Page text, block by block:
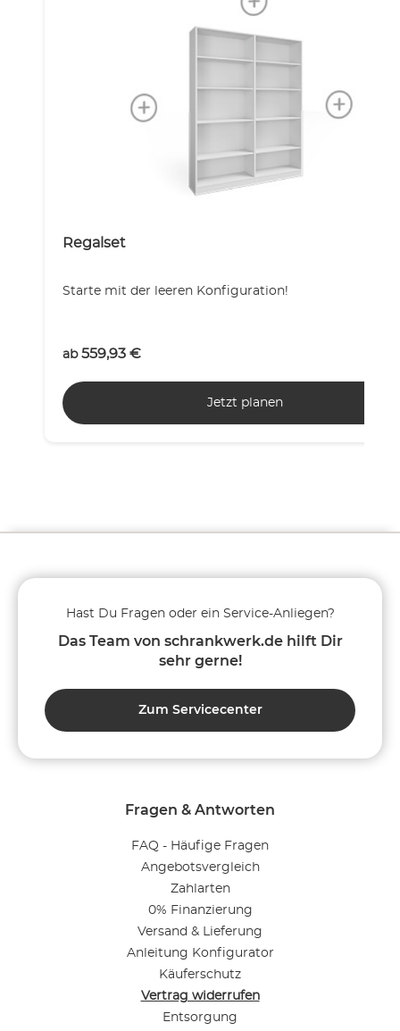
Regalset
Starte mit der leeren Konfiguration!
ab 559,93 €
Jetzt planen
Fragen & Antworten
FAQ - Häufige Fragen
Angebotsvergleich
Zahlarten
0% Finanzierung
Versand & Lieferung
Anleitung Konfigurator
Käuferschutz
Vertrag widerrufen
Entsorgung
Hast Du Fragen oder ein Service-Anliegen?
Das Team von schrankwerk.de hilft Dir
sehr gerne!
Zum Servicecenter